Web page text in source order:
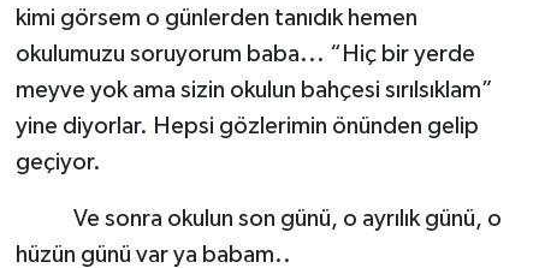
kimi görsem o günlerden tanıdık hemen
okulumuzu soruyorum baba... “Hiç bir yerde
meyve yok ama sizin okulun bahçesi sırılsıklam”
yine diyorlar. Hepsi gözlerimin önünden gelip
geçiyor.
Ve sonra okulun son günü, o ayrılık günü, o
hüzün günü var ya babam..